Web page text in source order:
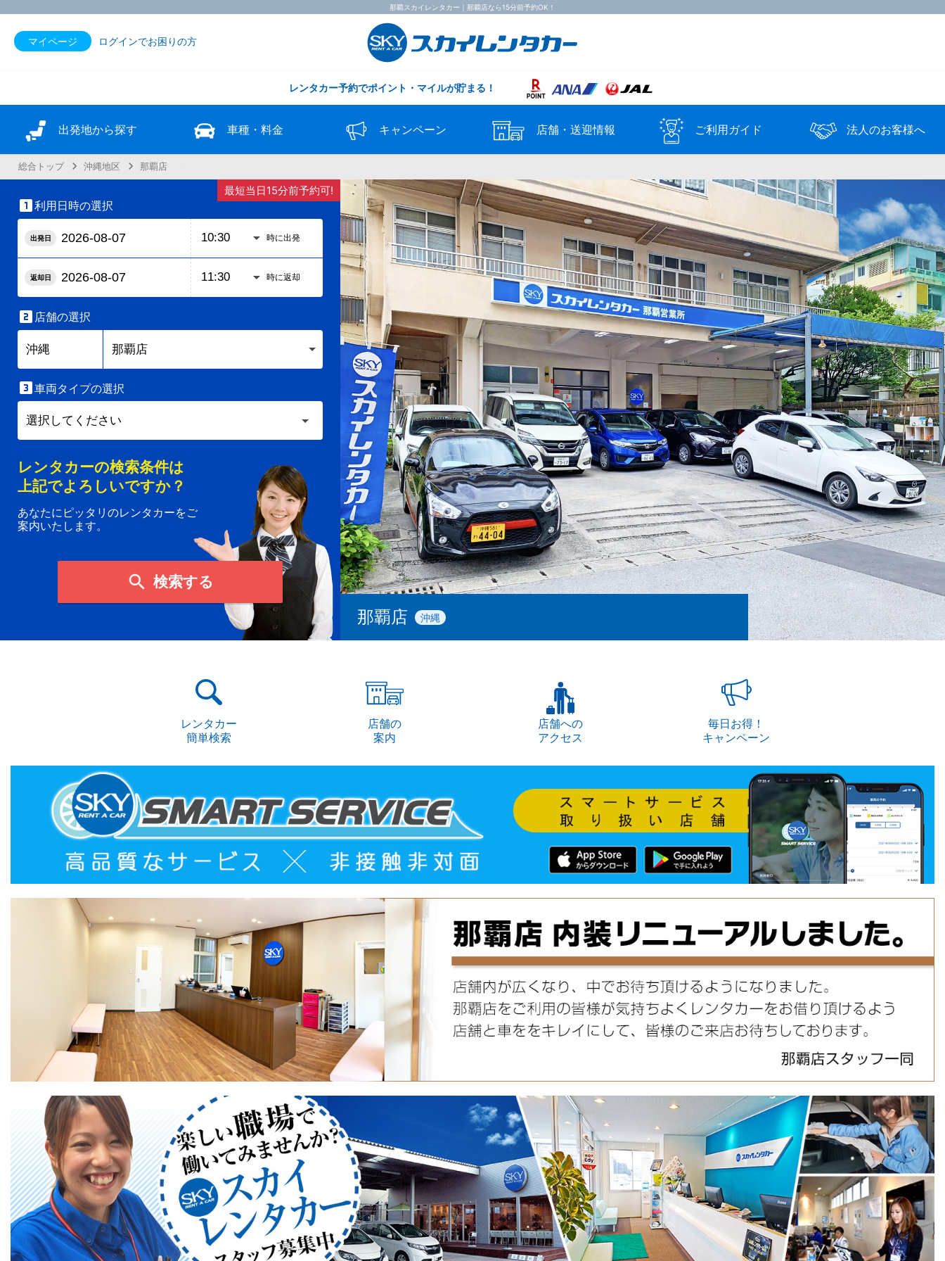
那覇スカイレンタカー｜那覇店なら15分前予約OK！
マイページ ログインでお困りの方
レンタカー予約でポイント・マイルが貯まる！
出発地から探す 車種・料金 キャンペーン 店舗・送迎情報 ご利用ガイド 法人のお客様へ
総合トップ 沖縄地区 那覇店
那覇店 沖縄
最短当日15分前予約可!
利用日時の選択
出発日 時に出発
返却日 時に返却
 店舗の選択
車両タイプの選択
レンタカーの検索条件は
上記でよろしいですか？
あなたにピッタリのレンタカーをご
案内いたします。
 検索する
レンタカー
簡単検索
店舗の
案内
店舗への
アクセス
毎日お得！
キャンペーン